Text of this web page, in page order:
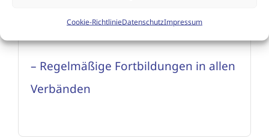
Cookie-RichtlinieDatenschutzImpressum
Allergologie (nappa),
– Regelmäßige Fortbildungen in allen
Verbänden